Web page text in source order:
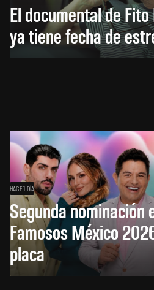
El documental de
ya tiene fecha de
HACE 1 DÍA
Segunda nominación
Famosos México
placa